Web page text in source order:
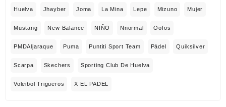
Huelva Jhayber Joma La Mina Lepe Mizuno Mujer
Mustang New Balance NIÑO Nnormal Oofos
PMDAljaraque Puma Puntiti Sport Team Pádel Quiksilver
Scarpa Skechers Sporting Club De Huelva
Voleibol Trigueros X EL PADEL